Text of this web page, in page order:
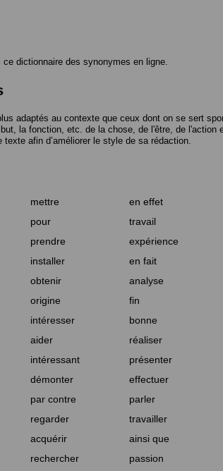
dictionnaire des synonymes en ligne.
adaptés au contexte que ceux dont on se sert
la fonction, etc. de la chose, de l'être, de l'action
afin d’améliorer le style de sa rédaction.
mettre en effet
pour travail
prendre expérience
installer en fait
obtenir analyse
origine fin
intéresser bonne
aider réaliser
intéressant présenter
démonter effectuer
par contre parler
regarder travailler
acquérir ainsi que
rechercher passion